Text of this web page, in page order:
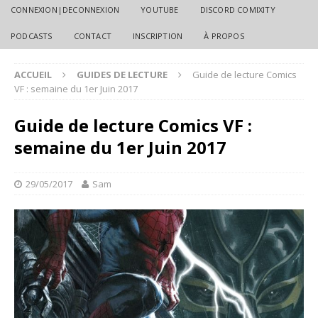
CONNEXION|DECONNEXION YOUTUBE DISCORD COMIXITY
PODCASTS CONTACT INSCRIPTION À PROPOS
ACCUEIL GUIDES DE LECTURE
Guide de lecture Comics
VF : semaine du 1er Juin 2017
Guide de lecture Comics VF :
semaine du 1er Juin 2017
29/05/2017 Sam